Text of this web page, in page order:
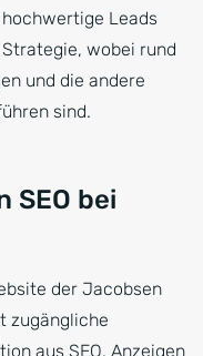
Leads
wobei rund
und die andere
sind.
SEO bei
der Jacobsen
zugängliche
aus SEO, Anzeigen